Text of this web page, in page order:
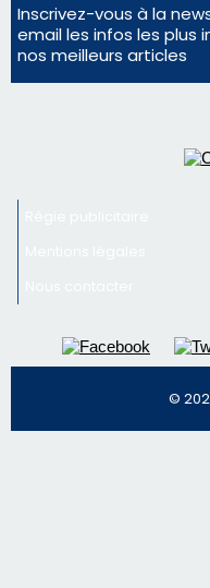
Inscrivez-vous à la
email les infos les
nos meilleurs articles
©